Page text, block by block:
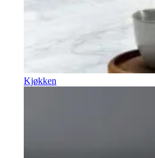
Kjøkken